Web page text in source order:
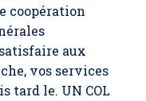
coopération
aux
vos services
tard le. UN COL